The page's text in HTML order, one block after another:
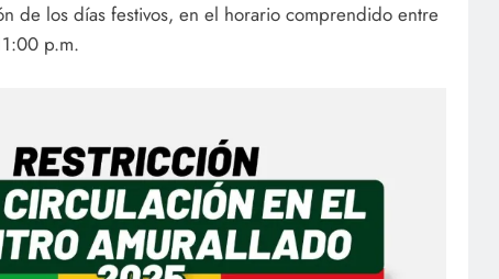
de los días festivos, en el horario comprendido entre
p.m.